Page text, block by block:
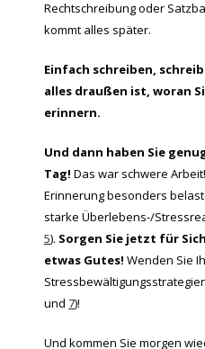
Rechtschreibung oder
kommt alles später.
Einfach schreiben,
alles draußen ist, woran
erinnern.
Und dann haben Sie
Tag! Das war schwere
Erinnerung besonders
starke Überlebens-/
5). Sorgen Sie jetzt für
etwas Gutes! Wenden Sie
und 7)!
Und kommen Sie morgen